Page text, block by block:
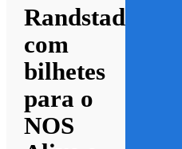
Randstad
com
bilhetes
para o
NOS